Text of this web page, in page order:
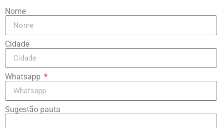
Nome
Cidade
Whatsapp
Sugestão pauta